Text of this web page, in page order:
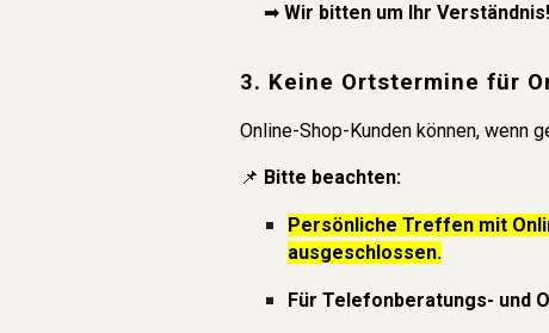
➡Wir bitten um Ihr Verständnis!
3. Keine Ortstermine für
Online-Shop-Kunden können, wenn
📌 Bitte beachten:
Persönliche Treffen mit
ausgeschlossen.
Für Telefonberatungs- und